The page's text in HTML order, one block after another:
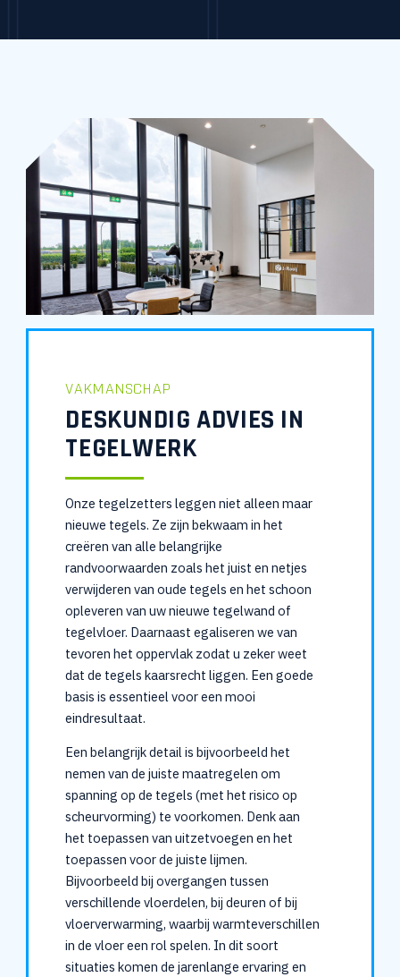
VAKMANSCHAP
DESKUNDIG ADVIES IN
TEGELWERK
Onze tegelzetters leggen niet alleen maar
nieuwe tegels. Ze zijn bekwaam in het
creëren van alle belangrijke
randvoorwaarden zoals het juist en netjes
verwijderen van oude tegels en het schoon
opleveren van uw nieuwe tegelwand of
tegelvloer. Daarnaast egaliseren we van
tevoren het oppervlak zodat u zeker weet
dat de tegels kaarsrecht liggen. Een goede
basis is essentieel voor een mooi
eindresultaat.
Een belangrijk detail is bijvoorbeeld het
nemen van de juiste maatregelen om
spanning op de tegels (met het risico op
scheurvorming) te voorkomen. Denk aan
het toepassen van uitzetvoegen en het
toepassen voor de juiste lijmen.
Bijvoorbeeld bij overgangen tussen
verschillende vloerdelen, bij deuren of bij
vloerverwarming, waarbij warmteverschillen
in de vloer een rol spelen. In dit soort
situaties komen de jarenlange ervaring en